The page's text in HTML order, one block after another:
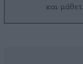
και